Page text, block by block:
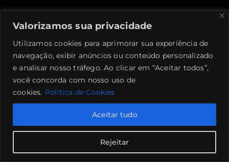
Valorizamos sua privacidade
Utilizamos cookies para aprimorar sua experiência de
navegação, exibir anúncios ou conteúdo personalizado
e analisar nosso tráfego. Ao clicar em “Aceitar todos”,
você concorda com nosso uso de
cookies. Política de Cookies
Rejeitar
Aceitar tudo